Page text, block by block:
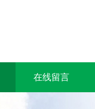
在线留言